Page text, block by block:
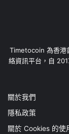
Timetocoin 為香港
絡資訊平台，自
關於我們
隱私政策
關於 Cookies 的使